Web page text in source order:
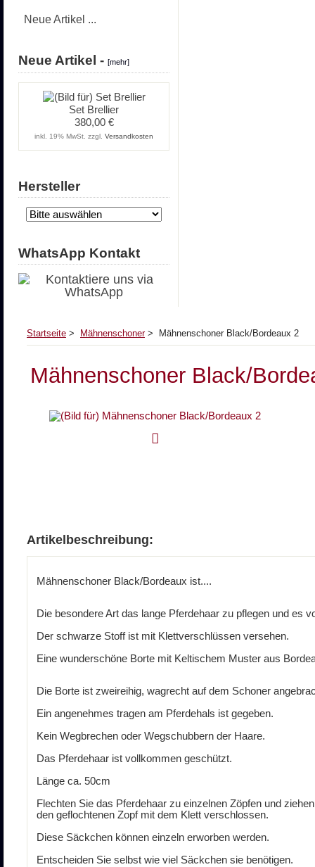
Neue Artikel ...
Neue Artikel - [mehr]
Set Brellier
380,00 €
inkl. 19% MwSt. zzgl. Versandkosten
Hersteller
WhatsApp Kontakt
Startseite > Mähnenschoner> Mähnenschoner Black/Bordeaux 2
Mähnenschoner Black/
Artikelbeschreibung:
Mähnenschoner Black/Bordeaux ist....
Die besondere Art das lange Pferdehaar zu pflegen und es
Der schwarze Stoff ist mit Klettverschlüssen versehen.
Eine wunderschöne Borte mit Keltischem Muster aus
Die Borte ist zweireihig, wagrecht auf dem Schoner
Ein angenehmes tragen am Pferdehals ist gegeben.
Kein Wegbrechen oder Wegschubbern der Haare.
Das Pferdehaar ist vollkommen geschützt.
Länge ca. 50cm
Flechten Sie das Pferdehaar zu einzelnen Zöpfen und
den geflochtenen Zopf mit dem Klett verschlossen.
Diese Säckchen können einzeln erworben werden.
Entscheiden Sie selbst wie viel Säckchen sie benötigen.